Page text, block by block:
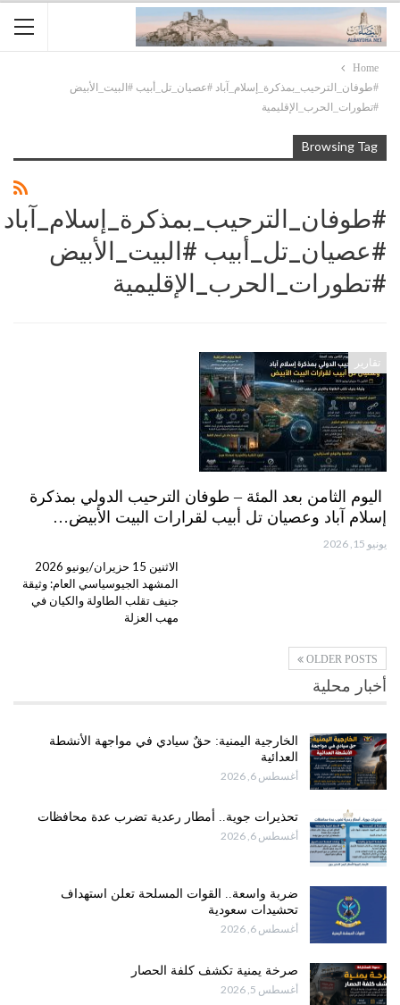
Home
#طوفان_الترحيب_بمذكرة_إسلام_آباد #عصيان_تل_أبيب #البيت_الأبيض
#تطورات_الحرب_الإقليمية
Browsing Tag
#طوفان_الترحيب_بمذكرة_إسلام_آباد
#عصيان_تل_أبيب #البيت_الأبيض
#تطورات_الحرب_الإقليمية
تقارير
اليوم الثامن بعد المئة – طوفان الترحيب الدولي بمذكرة
إسلام آباد وعصيان تل أبيب لقرارات البيت الأبيض…
يونيو 15, 2026
الاثنين 15 حزيران/يونيو 2026
المشهد الجيوسياسي العام: وثيقة
جنيف تقلب الطاولة والكيان في
مهب العزلة
OLDER POSTS
أخبار محلية
الخارجية اليمنية: حقٌ سيادي في مواجهة الأنشطة
العدائية
أغسطس 6, 2026
تحذيرات جوية.. أمطار رعدية تضرب عدة محافظات
أغسطس 6, 2026
ضربة واسعة.. القوات المسلحة تعلن استهداف
تحشيدات سعودية
أغسطس 6, 2026
صرخة يمنية تكشف كلفة الحصار
أغسطس 5, 2026